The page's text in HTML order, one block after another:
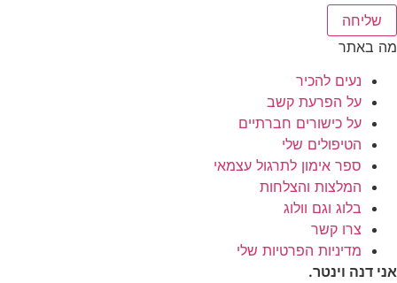
שליחה
מה באתר
נעים להכיר
על הפרעת קשב
על כישורים חברתיים
הטיפולים שלי
ספר אימון לתרגול עצמאי
המלצות והצלחות
בלוג וגם וולוג
צרו קשר
מדיניות הפרטיות שלי
אני דנה וינטר.